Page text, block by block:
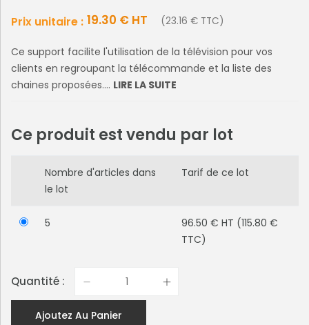
Prix unitaire : 19.30 € HT (23.16 € TTC)
Ce support facilite l'utilisation de la télévision pour vos
clients en regroupant la télécommande et la liste des
chaines proposées.... LIRE LA SUITE
Ce produit est vendu par lot
Nombre d'articles dans
le lot
Tarif de ce lot
5
96.50 € HT (115.80 €
TTC)
Quantité :
Ajoutez Au Panier